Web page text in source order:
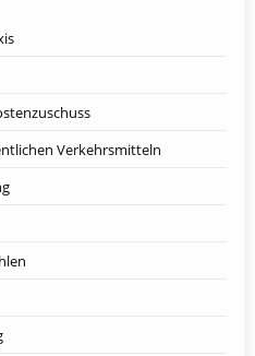
Verkehrsmitteln